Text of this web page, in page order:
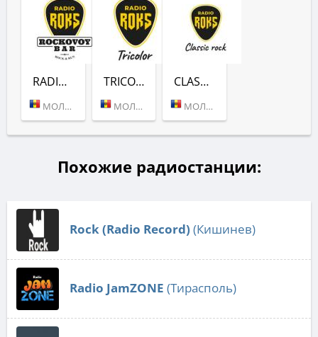
RADIO ROKS ROCKOVOY
МОЛДОВА (КИШИНЕВ)
TRICOLOR (RADIO ROKS)
МОЛДОВА (КИШИНЕВ)
CLASSIC ROCK (RADIO ROKS)
МОЛДОВА (КИШИНЕВ)
Похожие радиостанции:
Rock (Radio Record) (Кишинев)
Radio JamZONE (Тирасполь)